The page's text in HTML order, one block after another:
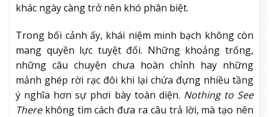
khác ngày càng trở nên khó phân biệt.
Trong bối cảnh ấy, khái niệm minh bạch không còn
mang quyền lực tuyệt đối. Những khoảng trống,
những câu chuyện chưa hoàn chỉnh hay những
mảnh ghép rời rạc đôi khi lại chứa đựng nhiều tầng
ý nghĩa hơn sự phơi bày toàn diện. Nothing to See
Therekhông tìm cách đưa ra câu trả lời, mà tạo nên